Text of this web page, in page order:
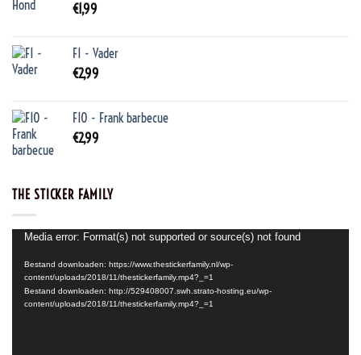
€1,99
F1 - Vader
€2,99
F10 - Frank barbecue
€2,99
THE STICKER FAMILY
Videospeler
Media error: Format(s) not supported or source(s) not found
Bestand downloaden: https://www.thestickerfamily.nl/wp-
content/uploads/2018/11/thestickerfamily.mp4?_=1
Bestand downloaden: http://529408007.swh.strato-hosting.eu/wp-
content/uploads/2018/11/thestickerfamily.mp4?_=1